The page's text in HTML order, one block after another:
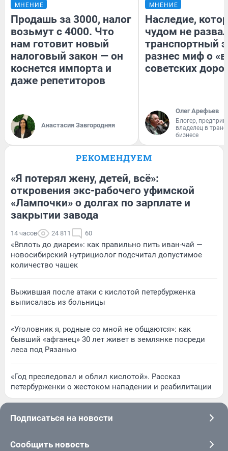
МНЕНИЕ
Продашь за 3000, налог
возьмут с 4000. Что
нам готовит новый
налоговый закон — он
коснется импорта и
даже репетиторов
Анастасия Завгородняя
МНЕНИЕ
Наследие,
чудом не
транспортный
разнес миф о
советских
Олег Арефьев
Блогер,
владелец в
бизнесе
РЕКОМЕНДУЕМ
«Я потерял жену, детей, всё»:
откровения экс-рабочего уфимской
«Лампочки» о долгах по зарплате и
закрытии завода
14 часов 24 811 60
«Вплоть до диареи»: как правильно пить иван-чай —
новосибирский нутрициолог подсчитал допустимое
количество чашек
Выжившая после атаки с кислотой петербурженка
выписалась из больницы
«Уголовник я, родные со мной не общаются»: как
бывший «афганец» 30 лет живет в землянке посреди
леса под Рязанью
«Год преследовал и облил кислотой». Рассказ
петербурженки о жестоком нападении и реабилитации
Подписаться на новости
Сообщить новость